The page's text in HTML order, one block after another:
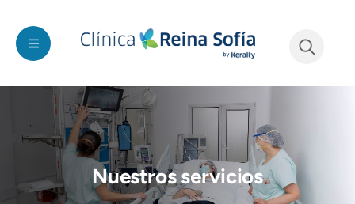
Nuestros servicios